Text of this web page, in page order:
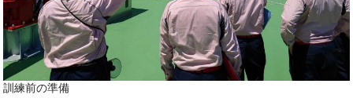
訓練前の準備